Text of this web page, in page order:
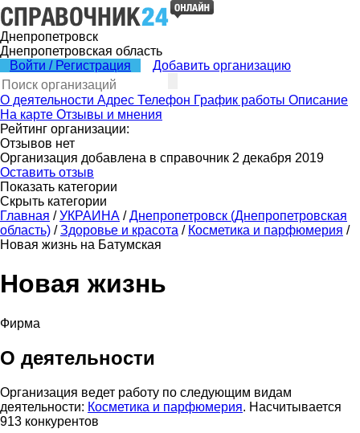
Днепропетровск
Днепропетровская область
Войти / Регистрация
Добавить организацию
О деятельности Адрес Телефон График работы Описание
На карте Отзывы и мнения
Рейтинг организации:
Отзывов нет
Организация добавлена в справочник 2 декабря 2019
Оставить отзыв
Показать категории
Скрыть категории
Главная / УКРАИНА / Днепропетровск (Днепропетровская
область) / Здоровье и красота / Косметика и парфюмерия /
Новая жизнь на Батумская
Новая жизнь
Фирма
О деятельности
Организация ведет работу по следующим видам
деятельности: Косметика и парфюмерия. Насчитывается
913 конкурентов